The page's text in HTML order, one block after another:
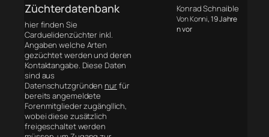
Züchterdatenbank
hier finden Sie
Carduelidenzüchter inkl.
Angaben welche Arten
gezüchtet werden und deren
Kontaktangabe. Diese Daten
sind aus
Datenschutzgründen nurfür
bereits angemeldete
Forenmitglieder zugängllich,
wobei diese zusätzlich
freigeschaltet werden
Konrad Schnaible
Von Konni, 19 Jahre
n vor